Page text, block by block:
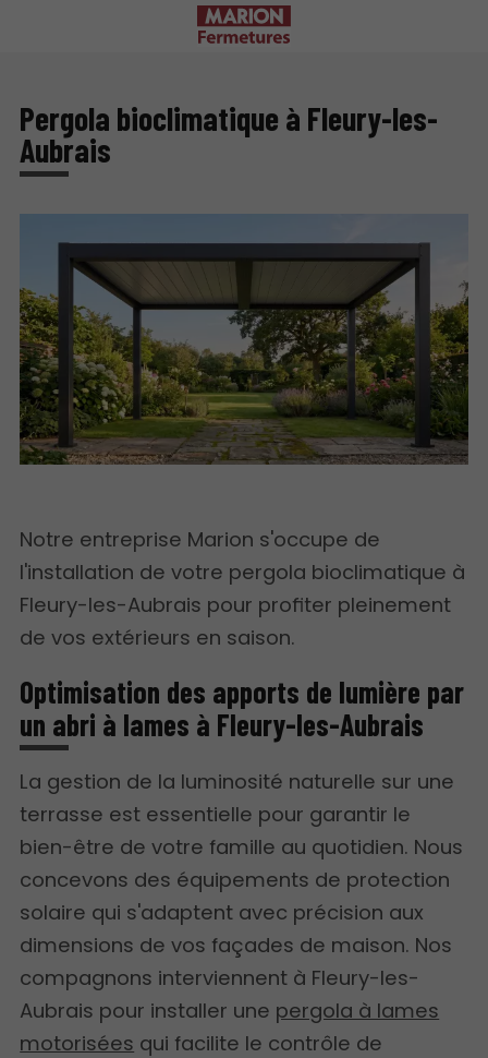
Pergola bioclimatique à Fleury-les-
Aubrais
Notre entreprise Marion s'occupe de
l'installation de votre pergola bioclimatique à
Fleury-les-Aubrais pour profiter pleinement
de vos extérieurs en saison.
Optimisation des apports de lumière par
un abri à lames à Fleury-les-Aubrais
La gestion de la luminosité naturelle sur une
terrasse est essentielle pour garantir le
bien-être de votre famille au quotidien. Nous
concevons des équipements de protection
solaire qui s'adaptent avec précision aux
dimensions de vos façades de maison. Nos
compagnons interviennent à Fleury-les-
Aubrais pour installer une pergola à lames
motorisées qui facilite le contrôle de